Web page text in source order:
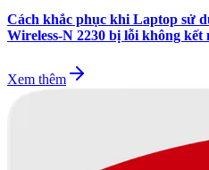
Cách khắc phục khi Laptop sử
Wireless-N 2230 bị lỗi không
Xem thêm